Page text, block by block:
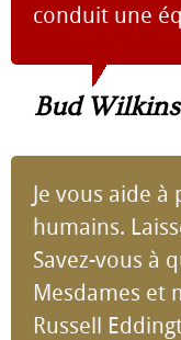
conduit une
Bud
Je vous aide
humains.
Savez-vous à
Mesdames et
Russell